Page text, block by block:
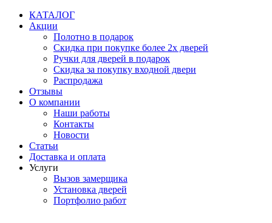
Перейти
содержимому
КАТАЛОГ
Акции
Полотно в подарок
Скидка при покупке более 2х дверей
Ручки для дверей в подарок
Скидка за покупку входной двери
Распродажа
Отзывы
О компании
Наши работы
Контакты
Новости
Статьи
Доставка и оплата
Услуги
Вызов замерщика
Установка дверей
Портфолио работ